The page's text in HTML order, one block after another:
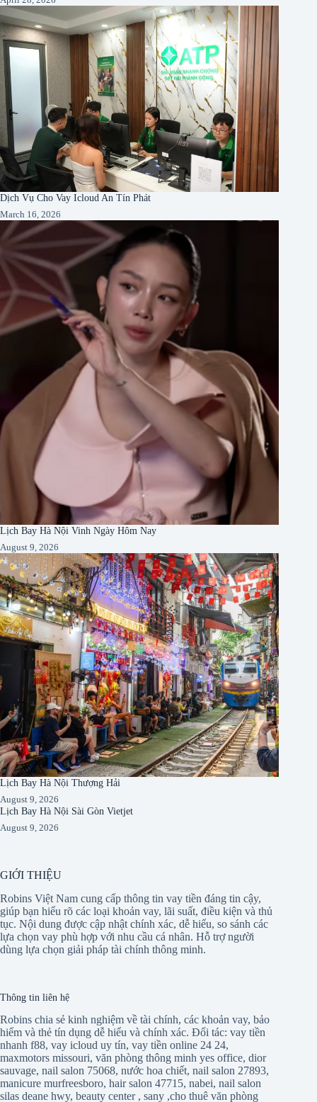
Dịch Vụ Cho Vay Icloud An Tín Phát
March 16, 2026
Lịch Bay Hà Nội Vinh Ngày Hôm Nay
August 9, 2026
Lịch Bay Hà Nội Thượng Hải
August 9, 2026
Lịch Bay Hà Nội Sài Gòn Vietjet
August 9, 2026
GIỚI THIỆU
Robins Việt Nam cung cấp thông tin vay tiền đáng tin cậy,
giúp bạn hiểu rõ các loại khoản vay, lãi suất, điều kiện và thủ
tục. Nội dung được cập nhật chính xác, dễ hiểu, so sánh các
lựa chọn vay phù hợp với nhu cầu cá nhân. Hỗ trợ người
dùng lựa chọn giải pháp tài chính thông minh.
Thông tin liên hệ
Robins chia sẻ kinh nghiệm về tài chính, các khoản vay, bảo
hiểm và thẻ tín dụng dễ hiểu và chính xác. Đối tác: vay tiền
nhanh f88, vay icloud uy tín, vay tiền online 24 24,
maxmotors missouri, văn phòng thông minh yes office, dior
sauvage, nail salon 75068, nước hoa chiết, nail salon 27893,
manicure murfreesboro, hair salon 47715, nabei, nail salon
silas deane hwy, beauty center, sany ,cho thuê văn phòng